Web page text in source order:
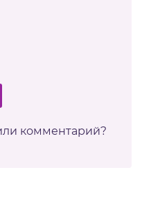
комментарий?